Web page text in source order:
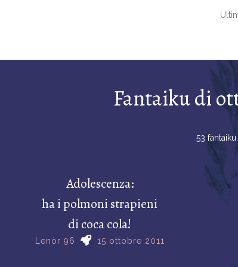
Fantaiku di
53 fantaiku
Adolescenza:
ha i polmoni strapieni
di coca cola!
Lenòr 96 15 ottobre 2011